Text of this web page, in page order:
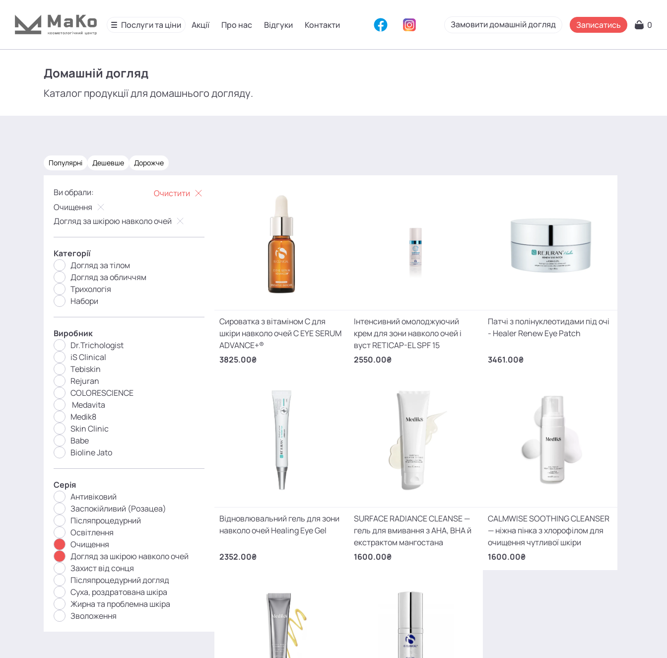
Послуги та ціни Акції Про нас Відгуки Контакти Замовити домашній догляд Записатись 0
Домашній догляд
Каталог продукції для домашнього догляду.
Популярні Дешевше Дорожче
Ви обрали:
Очистити
Очищення
Догляд за шкірою навколо очей
Категорії
Догляд за тілом
Догляд за обличчям
Трихологія
Набори
Виробник
Dr.Trichologist
iS Clinical
Tebiskin
Rejuran
COLORESCIENCE
Medavita
Medik8
Skin Clinic
Babe
Bioline Jato
Серія
Антивіковий
Заспокійливий (Розацеа)
Післяпроцедурний
Освітлення
Очищення
Догляд за шкірою навколо очей
Захист від сонця
Післяпроцедурний догляд
Суха, роздратована шкіра
Жирна та проблемна шкіра
Зволоження
Сироватка з вітаміном С для
шкіри навколо очей C EYE SERUM
ADVANCE+®
3825.00₴
Інтенсивний омолоджуючий
крем для зони навколо очей і
вуст RETICAP-EL SPF 15
2550.00₴
Патчі з полінуклеотидами під очі
- Healer Renew Eye Patch
3461.00₴
Відновлювальний гель для зони
навколо очей Healing Eye Gel
2352.00₴
SURFACE RADIANCE CLEANSE —
гель для вмивання з АНА, ВНА й
екстрактом мангостана
1600.00₴
CALMWISE SOOTHING CLEANSER
— ніжна пінка з хлорофілом для
очищення чутливої шкіри
1600.00₴